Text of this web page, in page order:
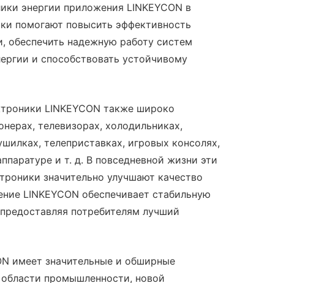
энергии приложения LINKEYCON в
помогают повысить эффективность
обеспечить надежную работу систем
и способствовать устойчивому
LINKEYCON также широко
телевизорах, холодильниках,
телеприставках, игровых консолях,
и т. д. В повседневной жизни эти
значительно улучшают качество
LINKEYCON обеспечивает стабильную
потребителям лучший
имеет значительные и обширные
промышленности, новой